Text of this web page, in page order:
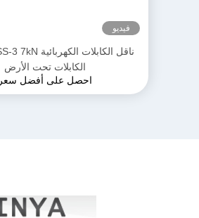
فيديو
الكابلات تحت الأرض
احصل على أفضل سعر